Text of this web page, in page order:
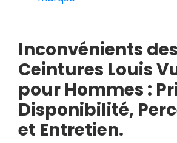
Inconvénients des
Ceintures Louis
pour Hommes :
Disponibilité,
et Entretien.